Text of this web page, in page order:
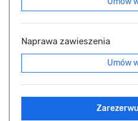
Naprawa zawieszenia
Umów